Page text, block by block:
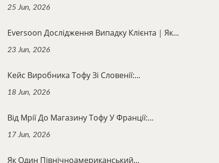
25 Jun, 2026
Eversoon Дослідження Випадку Клієнта｜Як...
23 Jun, 2026
Кейс Виробника Тофу Зі Словенії:...
18 Jun, 2026
Від Мрії До Магазину Тофу У Франції:...
17 Jun, 2026
Як Один Північноамериканський...